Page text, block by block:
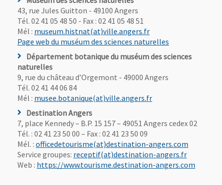
43, rue Jules Guitton - 49100 Angers
Tél. 02 41 05 48 50 - Fax : 02 41 05 48 51
Mél : museum.histnat(at)ville.angers.fr, Ouvre une nouvelle
Page web du muséum des sciences naturelles
Département botanique du muséum des sciences
naturelles
9, rue du château d’Orgemont - 49000 Angers
Tél. 02 41 44 06 84
Mél : musee.botanique(at)ville.angers.fr, Ouvre une
Destination Angers
7, place Kennedy – B.P. 15 157 – 49051 Angers cedex 02
Tél. : 02 41 23 50 00 – Fax : 02 41 23 50 09
Mél. : officedetourisme(at)destination-angers.com
Service groupes: receptif(at)destination-angers.fr, Ouvre
Web : https://www.tourisme.destination-angers.com